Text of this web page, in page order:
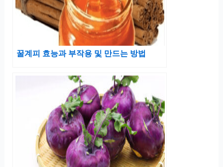
꿀계피 효능과 부작용 및 만드는 방법